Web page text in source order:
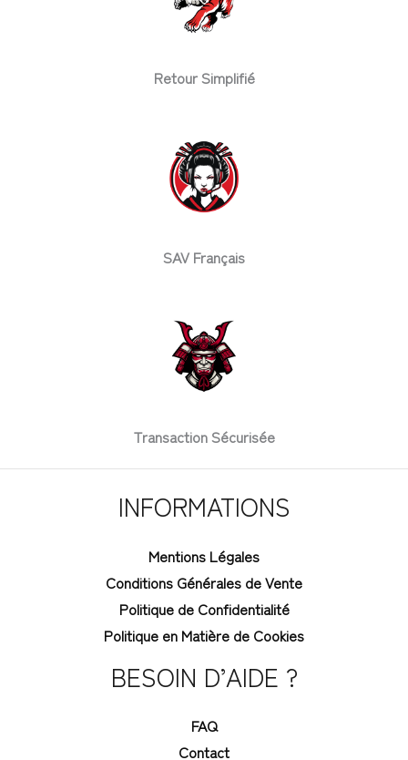
Retour Simplifié
SAV Français
Transaction Sécurisée
INFORMATIONS
Mentions Légales
Conditions Générales de Vente
Politique de Confidentialité
Politique en Matière de Cookies
BESOIN D’AIDE ?
FAQ
Contact